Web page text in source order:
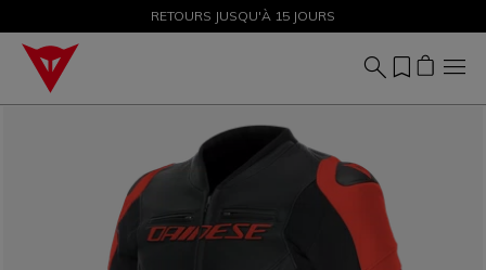
SOLDES JUSQU'À-50 % – ACHETEZ MAINTENANT
RETOURS JUSQU'À 15 JOURS